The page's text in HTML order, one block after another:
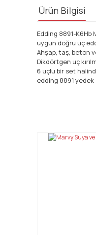
Ürün Bilgisi
Edding 8891-K6Hb
uygun doğru uç
Ahşap, taş, beton
Dikdörtgen uç
6 uçlu bir set
edding 8891
Bu ürünün fiyat
Ürün resmi